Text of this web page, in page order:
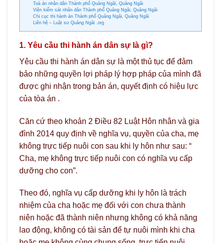
Toà án nhân dân Thành phố Quảng Ngãi, Quảng Ngãi
Viện kiểm sát nhân dân Thành phố Quảng Ngãi, Quảng Ngãi
Chi cục thi hành án Thành phố Quảng Ngãi, Quảng Ngãi
Liên hệ – Luật sư Quảng Ngãi .org
1. Yêu cầu thi hành án dân sự là gì?
Yêu cầu thi hành án dân sự là một thủ tục để đảm
bảo những quyền lợi pháp lý hợp pháp của mình đã
được ghi nhận trong bản án, quyết định có hiệu lực
của tòa án .
Căn cứ theo khoản 2 Điều 82 Luật Hôn nhân và gia
đình 2014 quy định về nghĩa vụ, quyền của cha, mẹ
không trực tiếp nuôi con sau khi ly hôn như sau: “
Cha, mẹ không trực tiếp nuôi con có nghĩa vụ cấp
dưỡng cho con”.
Theo đó, nghĩa vụ cấp dưỡng khi ly hôn là trách
nhiệm của cha hoặc mẹ đối với con chưa thành
niên hoặc đã thành niên nhưng không có khả năng
lao động, không có tài sản để tự nuôi mình khi cha